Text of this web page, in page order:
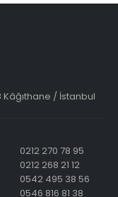
Kâğıthane / İstanbul
0212 270 78 95
0212 268 21 12
0542 495 38 56
0546 816 81 38